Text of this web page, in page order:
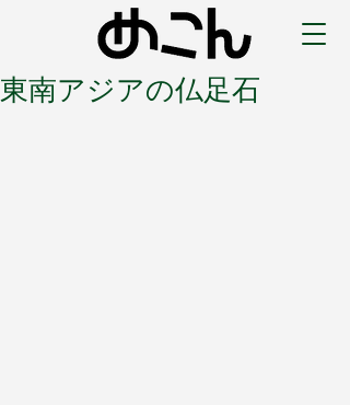
東南アジアの仏足石